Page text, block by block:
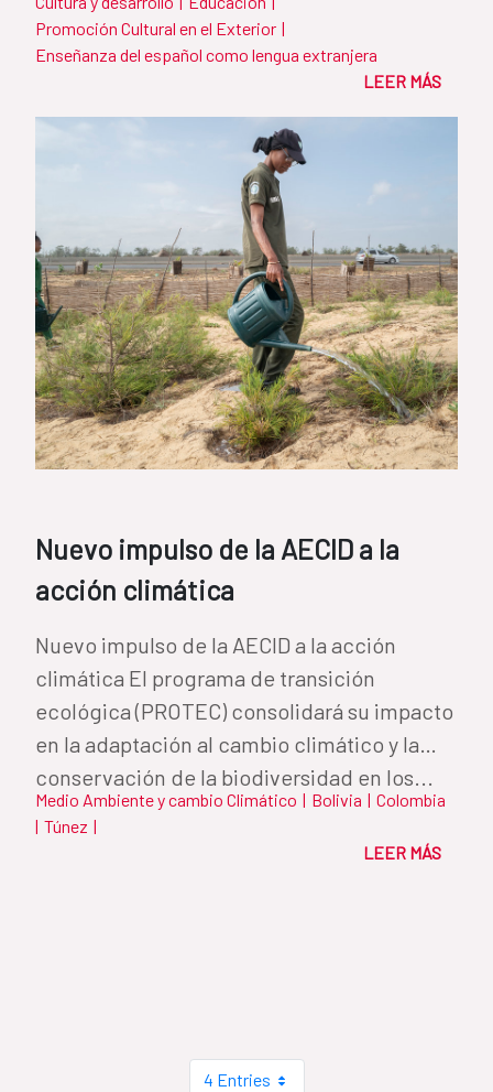
España
Promoción Cultural en el Exterior |
Enseñanza del español como lengua extranjera
LEER MÁS
Nuevo impulso de la AECID a la
acción climática
Nuevo impulso de la AECID a la acción
climática El programa de transición
ecológica (PROTEC) consolidará su impacto
en la adaptación al cambio climático y la
conservación de la biodiversidad en los...
Medio Ambiente y cambio Climático | Bolivia | Colombia
| Túnez |
LEER MÁS
4 Entries